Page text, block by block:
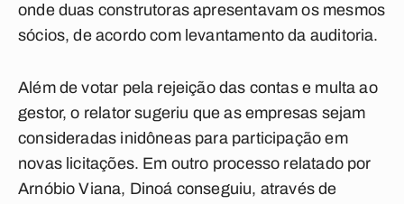
onde duas construtoras apresentavam os mesmos
sócios, de acordo com levantamento da auditoria.
Além de votar pela rejeição das contas e multa ao
gestor, o relator sugeriu que as empresas sejam
consideradas inidôneas para participação em
novas licitações. Em outro processo relatado por
Arnóbio Viana, Dinoá conseguiu, através de